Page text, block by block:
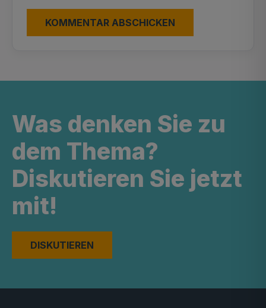
Was denken Sie zu
dem Thema?
Diskutieren Sie jetzt
mit!
DISKUTIEREN